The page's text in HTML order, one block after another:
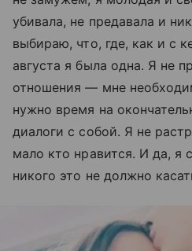
убивала, не предавала и
выбираю, что, где, как и с
августа я была одна. Я не
отношения — мне
нужно время на
диалоги с собой. Я не
мало кто нравится. И да, я
никого это не должно